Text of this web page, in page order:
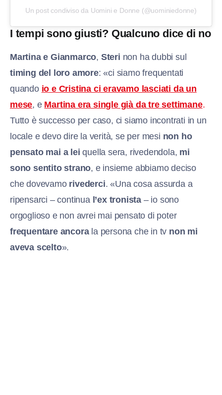
Un post condiviso da Uomini e Donne (@uominiedonne)
I tempi sono giusti? Qualcuno dice di no
Martina e Gianmarco, Steri non ha dubbi sul
timing del loro amore: «ci siamo frequentati
quando io e Cristina ci eravamo lasciati da un
mese, e Martina era single già da tre settimane.
Tutto è successo per caso, ci siamo incontrati in un
locale e devo dire la verità, se per mesi non ho
pensato mai a leiquella sera, rivedendola, mi
sono sentito strano, e insieme abbiamo deciso
che dovevamo rivederci. «Una cosa assurda a
ripensarci – continua l’ex tronista – io sono
orgoglioso e non avrei mai pensato di poter
frequentare ancorala persona che in tv non mi
aveva scelto».